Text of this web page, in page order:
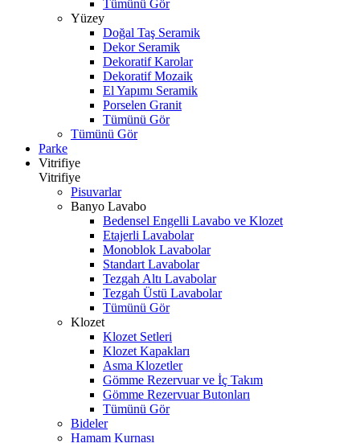
Tümünü Gör
Yüzey
Doğal Taş Seramik
Dekor Seramik
Dekoratif Karolar
Dekoratif Mozaik
El Yapımı Seramik
Porselen Granit
Tümünü Gör
Tümünü Gör
Parke
Vitrifiye
Vitrifiye
Pisuvarlar
Banyo Lavabo
Bedensel Engelli Lavabo ve Klozet
Etajerli Lavabolar
Monoblok Lavabolar
Standart Lavabolar
Tezgah Altı Lavabolar
Tezgah Üstü Lavabolar
Tümünü Gör
Klozet
Klozet Setleri
Klozet Kapakları
Asma Klozetler
Gömme Rezervuar ve İç Takım
Gömme Rezervuar Butonları
Tümünü Gör
Bideler
Hamam Kurnası